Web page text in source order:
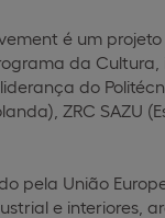
é um
da
do
ZRC SAZU
pela União
e interiores,